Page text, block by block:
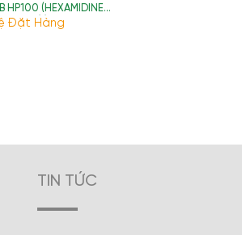
HP100 (HEXAMIDINE
)
Đặt Hàng
TIN TỨC